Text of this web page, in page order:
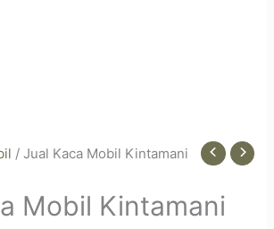
/ Jual Kaca Mobil Kintamani
Mobil Kintamani